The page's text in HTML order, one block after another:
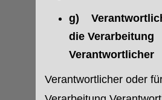
g)
die Verarbeitung
Verantwortlicher
Verantwortlicher oder